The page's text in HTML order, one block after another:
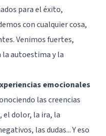
para el éxito,
con cualquier cosa,
Venimos fuertes,
la autoestima y la
emocionales
las creencias
dolor, la ira, la
las dudas... Y eso